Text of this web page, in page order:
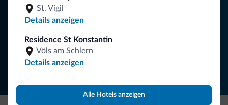
St. Vigil
Details anzeigen
Residence St Konstantin
Völs am Schlern
Details anzeigen
Alle Hotels anzeigen
Folgen Sie Dolomiti.it auf